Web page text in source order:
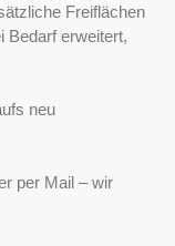
Freiflächen
Bedarf erweitert,
neu
per Mail – wir